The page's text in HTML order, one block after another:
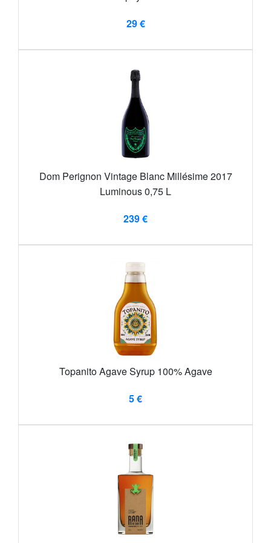
29 €
Dom Perignon Vintage Blanc Millésime 2017
Luminous 0,75 L
239 €
Topanito Agave Syrup 100% Agave
5 €